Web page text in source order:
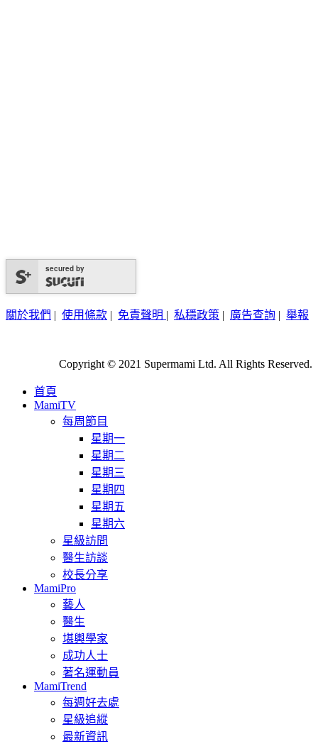
secured by
關於我們 | 使用條款 | 免責聲明 | 私穩政策 | 廣告查詢 | 舉報
Copyright © 2021 Supermami Ltd. All Rights Reserved.
首頁
MamiTV
每周節目
星期一
星期二
星期三
星期四
星期五
星期六
星級訪問
醫生訪談
校長分享
MamiPro
藝人
醫生
堪輿學家
成功人士
著名運動員
MamiTrend
每週好去處
星級追縱
最新資訊